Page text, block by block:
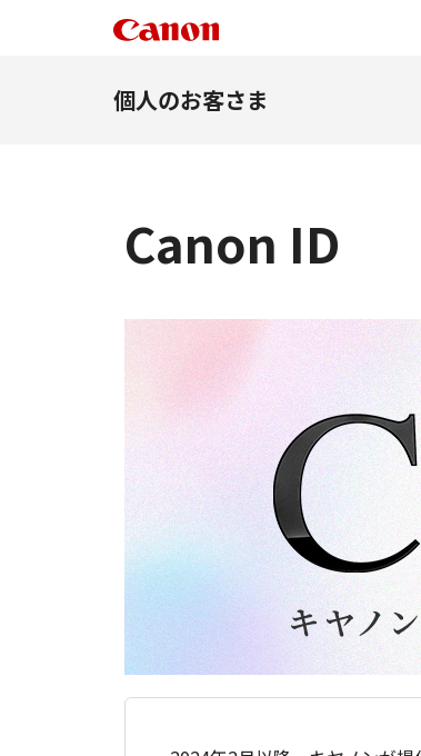
個人のお客さま
Canon ID